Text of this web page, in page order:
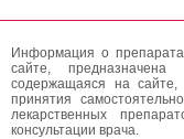
Информация о
сайте,
содержащаяся на сайте,
принятия
лекарственных
консультации врача.